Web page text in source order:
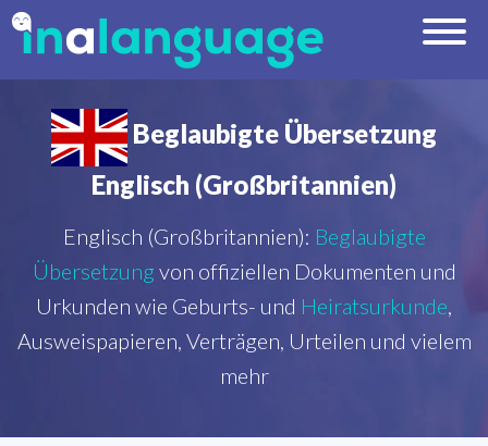
Beglaubigte Übersetzung
Englisch (Großbritannien)
Englisch (Großbritannien): Beglaubigte
Übersetzung von offiziellen Dokumenten und
Urkunden wie Geburts- und Heiratsurkunde
Ausweispapieren, Verträgen, Urteilen und vielem
mehr